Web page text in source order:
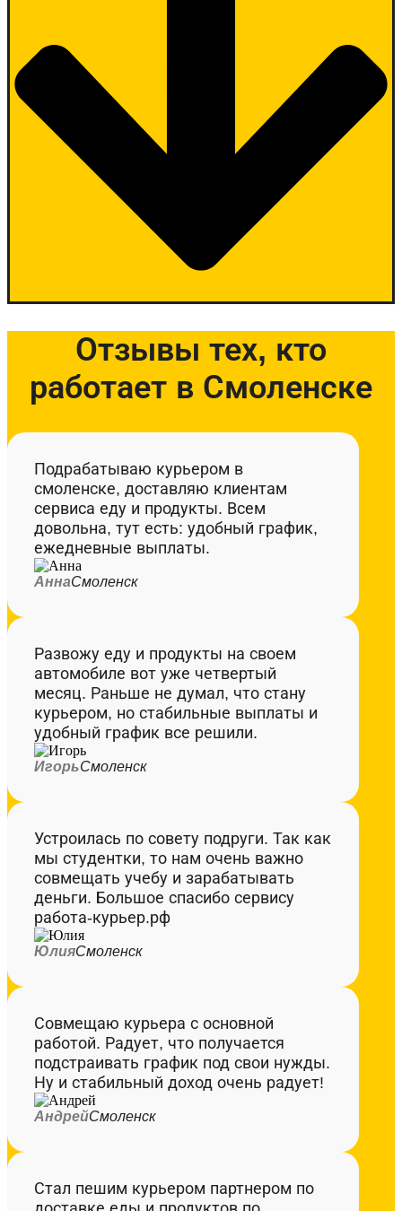
Отзывы тех, кто
работает в Смоленске
Подрабатываю курьером в
смоленске, доставляю клиентам
сервиса еду и продукты. Всем
довольна, тут есть: удобный график,
ежедневные выплаты.
АннаСмоленск
Развожу еду и продукты на своем
автомобиле вот уже четвертый
месяц. Раньше не думал, что стану
курьером, но стабильные выплаты и
удобный график все решили.
ИгорьСмоленск
Устроилась по совету подруги. Так как
мы студентки, то нам очень важно
совмещать учебу и зарабатывать
деньги. Большое спасибо сервису
работа-курьер.рф
ЮлияСмоленск
Совмещаю курьера с основной
работой. Радует, что получается
подстраивать график под свои нужды.
Ну и стабильный доход очень радует!
АндрейСмоленск
Стал пешим курьером партнером по